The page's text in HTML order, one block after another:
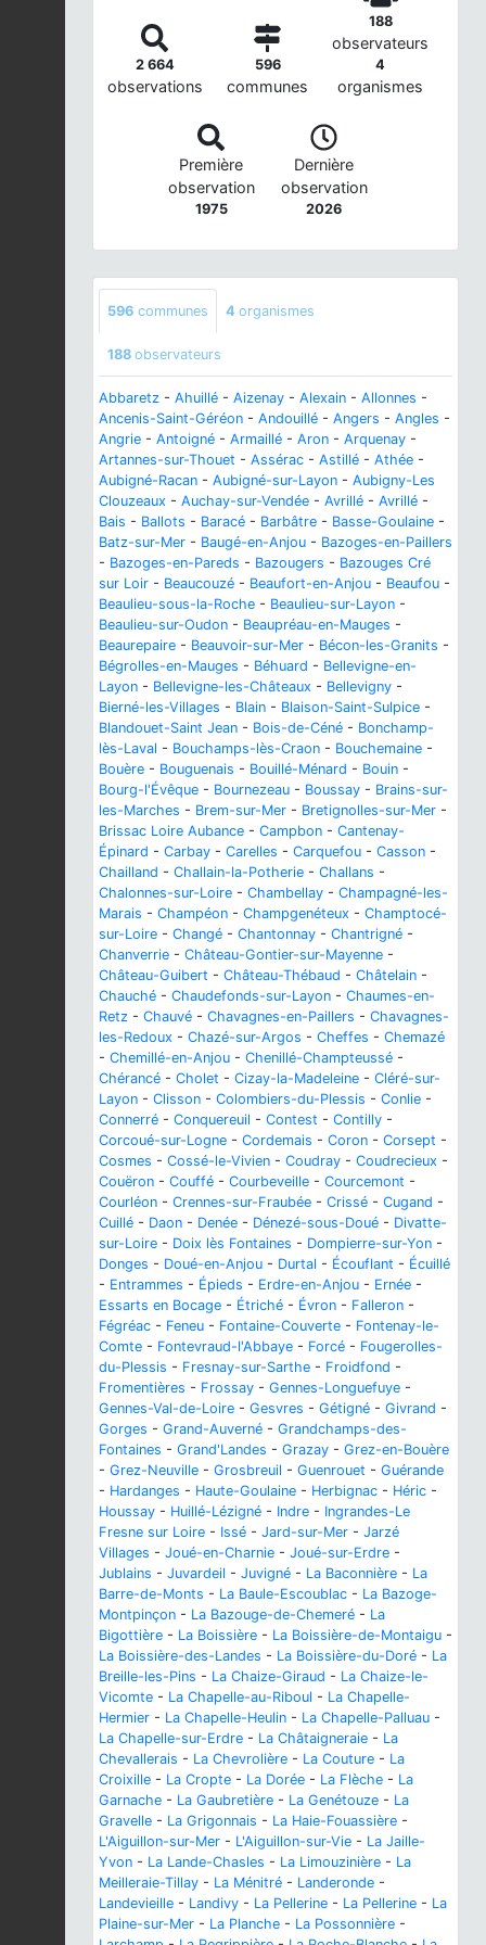
2 664
observations
596
communes
188
observateurs
4
organismes
Première
observation
1975
Dernière
observation
2026
596 communes 4 organismes
188 observateurs
Abbaretz - Ahuillé - Aizenay - Alexain - Allonnes -
Ancenis-Saint-Géréon - Andouillé - Angers - Angles -
Angrie - Antoigné - Armaillé - Aron - Arquenay -
Artannes-sur-Thouet - Assérac - Astillé - Athée -
Aubigné-Racan - Aubigné-sur-Layon - Aubigny-Les
Clouzeaux - Auchay-sur-Vendée - Avrillé - Avrillé -
Bais - Ballots - Baracé - Barbâtre - Basse-Goulaine -
Batz-sur-Mer - Baugé-en-Anjou - Bazoges-en-Paillers
- Bazoges-en-Pareds - Bazougers - Bazouges Cré
sur Loir - Beaucouzé - Beaufort-en-Anjou - Beaufou -
Beaulieu-sous-la-Roche - Beaulieu-sur-Layon -
Beaulieu-sur-Oudon - Beaupréau-en-Mauges -
Beaurepaire - Beauvoir-sur-Mer - Bécon-les-Granits -
Bégrolles-en-Mauges - Béhuard - Bellevigne-en-
Layon - Bellevigne-les-Châteaux - Bellevigny -
Bierné-les-Villages - Blain - Blaison-Saint-Sulpice -
Blandouet-Saint Jean - Bois-de-Céné - Bonchamp-
lès-Laval - Bouchamps-lès-Craon - Bouchemaine -
Bouère - Bouguenais - Bouillé-Ménard - Bouin -
Bourg-l'Évêque - Bournezeau - Boussay - Brains-sur-
les-Marches - Brem-sur-Mer - Bretignolles-sur-Mer -
Brissac Loire Aubance - Campbon - Cantenay-
Épinard - Carbay - Carelles - Carquefou - Casson -
Chailland - Challain-la-Potherie - Challans -
Chalonnes-sur-Loire - Chambellay - Champagné-les-
Marais - Champéon - Champgenéteux - Champtocé-
sur-Loire - Changé - Chantonnay - Chantrigné -
Chanverrie - Château-Gontier-sur-Mayenne -
Château-Guibert - Château-Thébaud - Châtelain -
Chauché - Chaudefonds-sur-Layon - Chaumes-en-
Retz - Chauvé - Chavagnes-en-Paillers - Chavagnes-
les-Redoux - Chazé-sur-Argos - Cheffes - Chemazé
- Chemillé-en-Anjou - Chenillé-Champteussé -
Chérancé - Cholet - Cizay-la-Madeleine - Cléré-sur-
Layon - Clisson - Colombiers-du-Plessis - Conlie -
Connerré - Conquereuil - Contest - Contilly -
Corcoué-sur-Logne - Cordemais - Coron - Corsept -
Cosmes - Cossé-le-Vivien - Coudray - Coudrecieux -
Couëron - Couffé - Courbeveille - Courcemont -
Courléon - Crennes-sur-Fraubée - Crissé - Cugand -
Cuillé - Daon - Denée - Dénezé-sous-Doué - Divatte-
sur-Loire - Doix lès Fontaines - Dompierre-sur-Yon -
Donges - Doué-en-Anjou - Durtal - Écouflant - Écuillé
- Entrammes - Épieds - Erdre-en-Anjou - Ernée -
Essarts en Bocage - Étriché - Évron - Falleron -
Fégréac - Feneu - Fontaine-Couverte - Fontenay-le-
Comte - Fontevraud-l'Abbaye - Forcé - Fougerolles-
du-Plessis - Fresnay-sur-Sarthe - Froidfond -
Fromentières - Frossay - Gennes-Longuefuye -
Gennes-Val-de-Loire - Gesvres - Gétigné - Givrand -
Gorges - Grand-Auverné - Grandchamps-des-
Fontaines - Grand'Landes - Grazay - Grez-en-Bouère
- Grez-Neuville - Grosbreuil - Guenrouet - Guérande
- Hardanges - Haute-Goulaine - Herbignac - Héric -
Houssay - Huillé-Lézigné - Indre - Ingrandes-Le
Fresne sur Loire - Issé - Jard-sur-Mer - Jarzé
Villages - Joué-en-Charnie - Joué-sur-Erdre -
Jublains - Juvardeil - Juvigné - La Baconnière - La
Barre-de-Monts - La Baule-Escoublac - La Bazoge-
Montpinçon - La Bazouge-de-Chemeré - La
Bigottière - La Boissière - La Boissière-de-Montaigu -
La Boissière-des-Landes - La Boissière-du-Doré - La
Breille-les-Pins - La Chaize-Giraud - La Chaize-le-
Vicomte - La Chapelle-au-Riboul - La Chapelle-
Hermier - La Chapelle-Heulin - La Chapelle-Palluau -
La Chapelle-sur-Erdre - La Châtaigneraie - La
Chevallerais - La Chevrolière - La Couture - La
Croixille - La Cropte - La Dorée - La Flèche - La
Garnache - La Gaubretière - La Genétouze - La
Gravelle - La Grigonnais - La Haie-Fouassière -
L'Aiguillon-sur-Mer - L'Aiguillon-sur-Vie - La Jaille-
Yvon - La Lande-Chasles - La Limouzinière - La
Meilleraie-Tillay - La Ménitré - Landeronde -
Landevieille - Landivy - La Pellerine - La Pellerine - La
Plaine-sur-Mer - La Planche - La Possonnière -